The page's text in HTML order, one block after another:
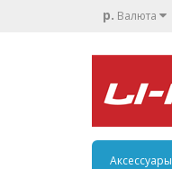
р. Валюта
Аксессуары